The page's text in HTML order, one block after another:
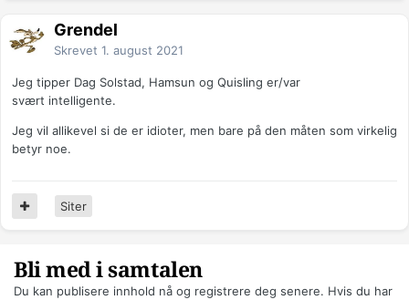
Grendel
Skrevet 1. august 2021
Jeg tipper Dag Solstad, Hamsun og Quisling er/var
svært intelligente.
Jeg vil allikevel si de er idioter, men bare på den måten som virkelig
betyr noe.
Siter
Bli med i samtalen
Du kan publisere innhold nå og registrere deg senere. Hvis du har